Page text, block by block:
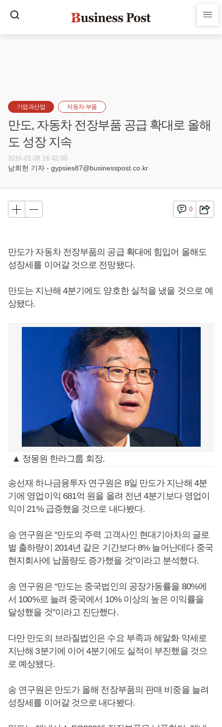
기업과산업 자동차·부품
만도, 자동차 전장부품 공급 확대로 올해
도 성장 지속
2016-01-08 16:42:00
남희헌 기자 - gypsies87@businesspost.co.kr
0
만도가 자동차 전장부품의 공급 확대에 힘입어 올해도
성장세를 이어갈 것으로 전망됐다.
만도는 지난해 4분기에도 양호한 실적을 냈을 것으로 예
상됐다.
▲ 정몽원 한라그룹 회장.
송선재 하나금융투자 연구원은 8일 만도가 지난해 4분
기에 영업이익 681억 원을 올려 전년 4분기보다 영업이
익이 21% 급증했을 것으로 내다봤다.
송 연구원은 “만도의 주력 고객사인 현대기아차의 글로
벌 출하량이 2014년 같은 기간보다 8% 늘어난데다 중국
현지회사에 납품량도 증가했을 것”이라고 분석했다.
송 연구원은 “만도는 중국법인의 공장가동률을 80%에
서 100%로 늘려 중국에서 10% 이상의 높은 이익률을
달성했을 것”이라고 진단했다.
다만 만도의 브라질법인은 수요 부족과 헤알화 약세로
지난해 3분기에 이어 4분기에도 실적이 부진했을 것으
로 예상됐다.
송 연구원은 만도가 올해 전장부품의 판매 비중을 늘려
성장세를 이어갈 것으로 내다봤다.